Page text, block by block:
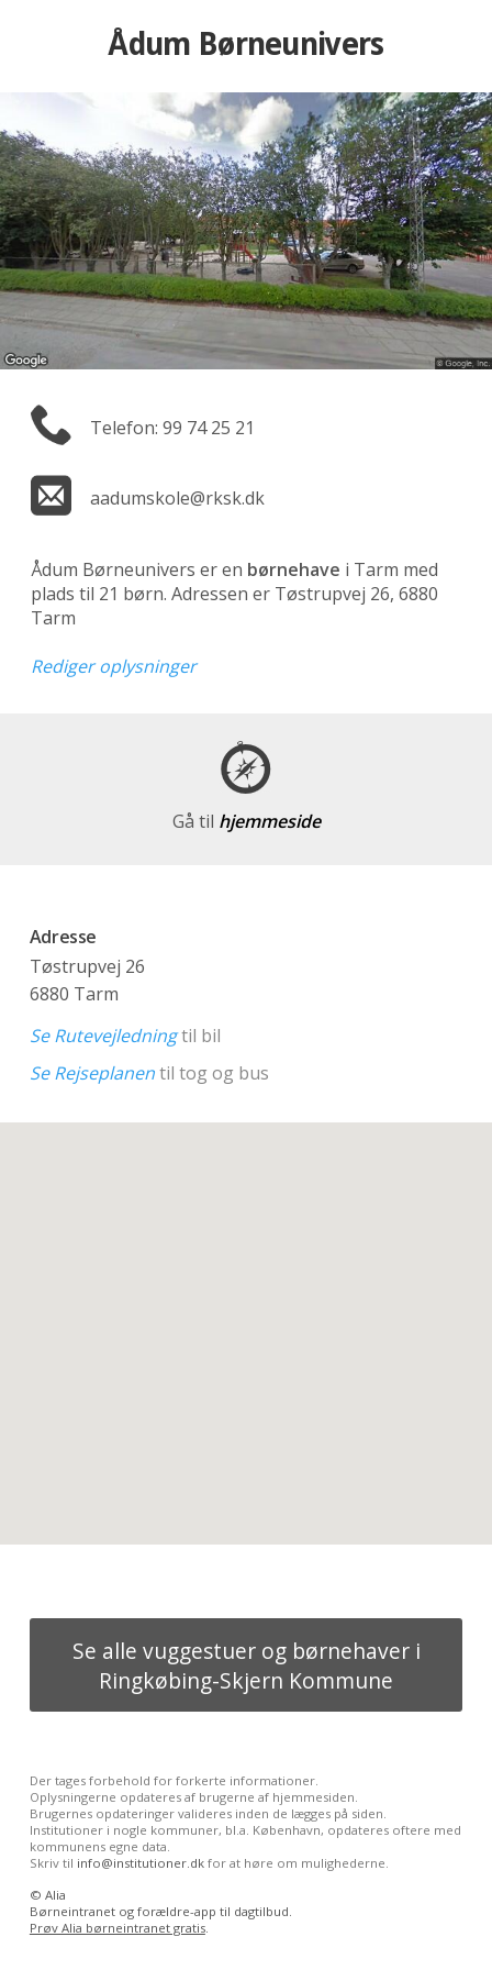
Ådum Børneunivers
Telefon: 99 74 25 21
aadumskole@rksk.dk
Ådum Børneunivers er en børnehave i Tarm med
plads til 21 børn. Adressen er Tøstrupvej 26, 6880
Tarm
Rediger oplysninger
Gå til hjemmeside
Adresse
Tøstrupvej 26
6880 Tarm
Se Rutevejledningtil bil
Se Rejseplanentil tog og bus
Se alle vuggestuer og børnehaver i
Ringkøbing-Skjern Kommune
Der tages forbehold for forkerte informationer.
Oplysningerne opdateres af brugerne af hjemmesiden.
Brugernes opdateringer valideres inden de lægges på siden.
Institutioner i nogle kommuner, bl.a. København, opdateres oftere med
kommunens egne data.
Skriv til info@institutioner.dkfor at høre om mulighederne.
© Alia
Børneintranet og forældre-app til dagtilbud.
Prøv Alia børneintranet gratis.